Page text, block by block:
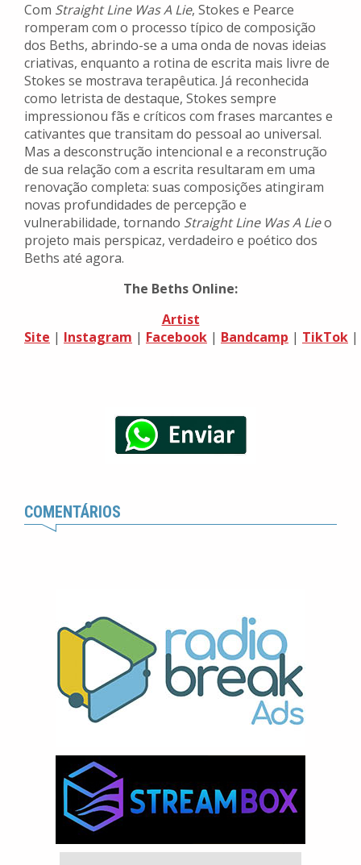
Com Straight Line Was A Lie, Stokes e Pearce
romperam com o processo típico de composição
dos Beths, abrindo-se a uma onda de novas ideias
criativas, enquanto a rotina de escrita mais livre de
Stokes se mostrava terapêutica. Já reconhecida
como letrista de destaque, Stokes sempre
impressionou fãs e críticos com frases marcantes e
cativantes que transitam do pessoal ao universal.
Mas a desconstrução intencional e a reconstrução
de sua relação com a escrita resultaram em uma
renovação completa: suas composições atingiram
novas profundidades de percepção e
vulnerabilidade, tornando Straight Line Was A Lieo
projeto mais perspicaz, verdadeiro e poético dos
Beths até agora.
The Beths Online:
Artist
Site | Instagram | Facebook | Bandcamp | TikTok |
COMENTÁRIOS